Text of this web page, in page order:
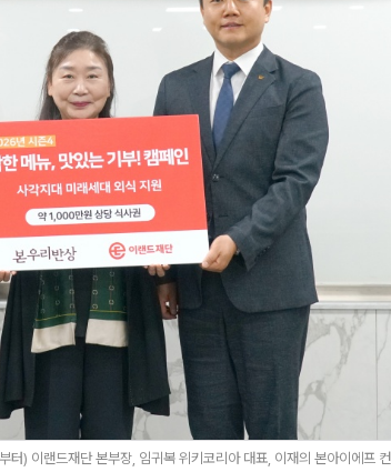
) 이랜드재단 본부장, 임귀복 위키코리아 대표, 이재의 본아이에프